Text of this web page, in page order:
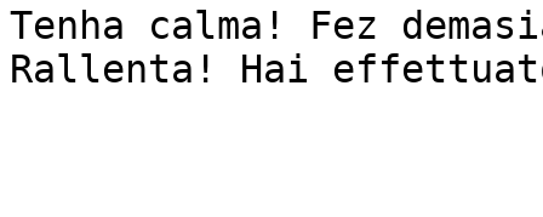
Tenha calma! Fez
Rallenta! Hai